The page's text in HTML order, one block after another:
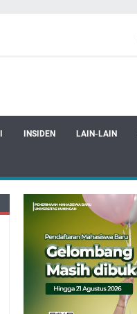
INSIDEN LAIN-LAIN